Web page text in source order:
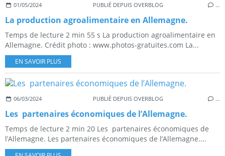
01/05/2024 PUBLIÉ DEPUIS OVERBLOG …
La production agroalimentaire en Allemagne.
Temps de lecture 2 min 55 s La production agroalimentaire en
Allemagne. Crédit photo : www.photos-gratuites.com La...
EN SAVOIR PLUS
06/03/2024 PUBLIÉ DEPUIS OVERBLOG …
Les partenaires économiques de l’Allemagne.
Temps de lecture 2 min 20 Les partenaires économiques de
l’Allemagne. Les partenaires économiques de l’Allemagne....